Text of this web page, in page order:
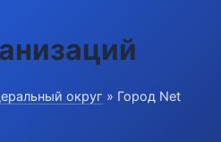
округ » Город Net